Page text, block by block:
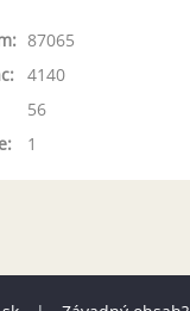
1
87065
4140
56